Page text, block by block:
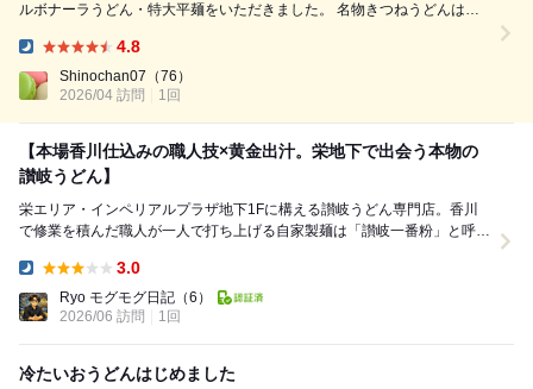
ルボナーラうどん・特大平麺をいただきました。 名物きつねうどんは、
けして、提供前に蜂蜜で味付けするそうです。 油揚げは、肉厚で大きく
ジューシーで出汁がたっぷり染...
4.8
Shinochan07 （76）
2026/04 訪問
1回
【本場香川仕込みの職人技×黄金出汁。栄地下で出会う本物の
讃岐うどん】
栄エリア・インペリアルプラザ地下1Fに構える讃岐うどん専門店。香川
で修業を積んだ職人が一人で打ち上げる自家製麺は「讃岐一番粉」と呼ば
3.0
Ryo モグモグ日記 （6）
2026/06 訪問
1回
冷たいおうどんはじめました